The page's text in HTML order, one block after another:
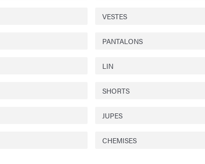
VESTES
PANTALONS
LIN
SHORTS
JUPES
CHEMISES